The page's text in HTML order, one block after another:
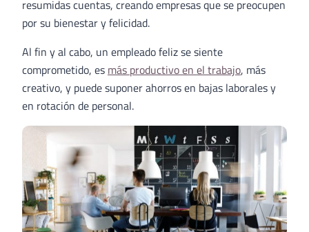
resumidas cuentas, creando empresas que se preocupen
por su bienestar y felicidad.
Al fin y al cabo, un empleado feliz se siente
comprometido, es más productivo en el trabajo, más
creativo, y puede suponer ahorros en bajas laborales y
en rotación de personal.